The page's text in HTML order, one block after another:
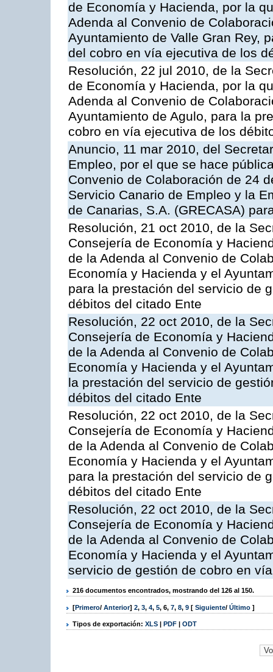
de Economía y Hacienda, por la
Adenda al Convenio de
Ayuntamiento de Valle Gran Rey,
del cobro en vía ejecutiva de los
Resolución, 22 jul 2010, de la
de Economía y Hacienda, por la
Adenda al Convenio de
Ayuntamiento de Agulo, para la
cobro en vía ejecutiva de los
Anuncio, 11 mar 2010, del
Empleo, por el que se hace
Convenio de Colaboración de 24
Servicio Canario de Empleo y la
de Canarias, S.A. (GRECASA)
Resolución, 21 oct 2010, de la
Consejería de Economía y
de la Adenda al Convenio de
Economía y Hacienda y el
para la prestación del servicio de
débitos del citado Ente
Resolución, 22 oct 2010, de la
Consejería de Economía y
de la Adenda al Convenio de
Economía y Hacienda y el
la prestación del servicio de
débitos del citado Ente
Resolución, 22 oct 2010, de la
Consejería de Economía y
de la Adenda al Convenio de
Economía y Hacienda y el
para la prestación del servicio de
débitos del citado Ente
Resolución, 22 oct 2010, de la
Consejería de Economía y
de la Adenda al Convenio de
Economía y Hacienda y el
servicio de gestión de cobro en
216 documentos encontrados, mostrando del 126 al 150.
[Primero/ Anterior] 2, 3, 4, 5, 6, 7, 8, 9 [ Siguiente/ Último ]
Tipos de exportación: XLS | PDF | ODT